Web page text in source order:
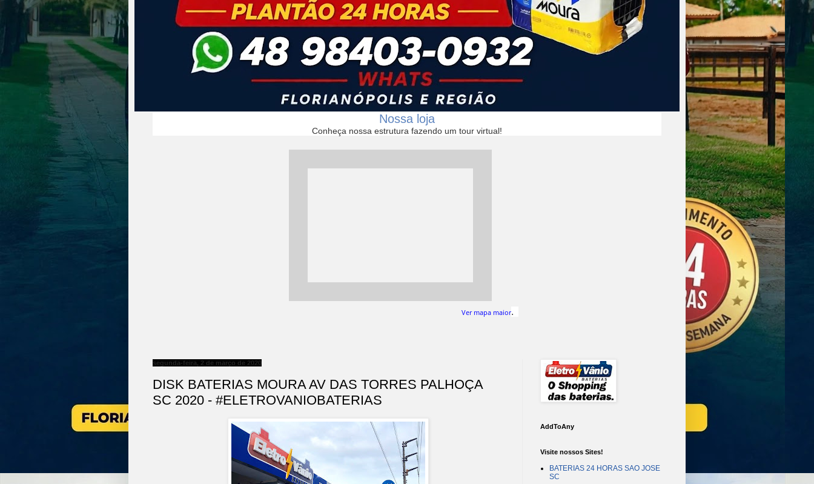
Nossa loja
Conheça nossa estrutura fazendo um tour virtual!
Ver mapa maior.
segunda-feira, 2 de março de 2020
DISK BATERIAS MOURA AV DAS TORRES PALHOÇA
SC 2020 - #ELETROVANIOBATERIAS
AddToAny
Visite nossos Sites!
BATERIAS 24 HORAS SAO JOSE
SC